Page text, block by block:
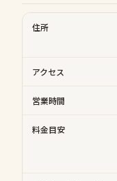
住所
アクセス
営業時間
料金目安